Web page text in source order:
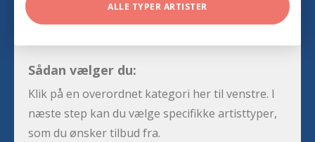
ALLE TYPER ARTISTER
Sådan vælger du:
Klik på en overordnet kategori her til venstre. I
næste step kan du vælge specifikke artisttyper,
som du ønsker tilbud fra.